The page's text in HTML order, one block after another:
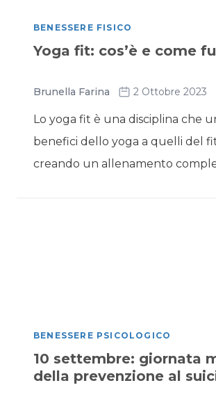
BENESSERE FISICO
Yoga fit: cos’è e come
Brunella Farina 2 Ottobre 2023
Lo yoga fit è una disciplina che
benefici dello yoga a quelli del
creando un allenamento
BENESSERE PSICOLOGICO
10 settembre: giornata
della prevenzione al